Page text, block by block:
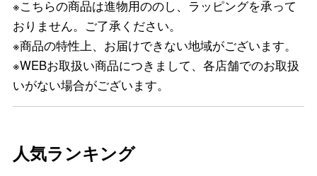
※こちらの商品は進物用ののし、ラッピングを承って
おりません。ご了承ください。
※商品の特性上、お届けできない地域がございます。
※WEBお取扱い商品につきまして、各店舗でのお取扱
いがない場合がございます。
人気ランキング